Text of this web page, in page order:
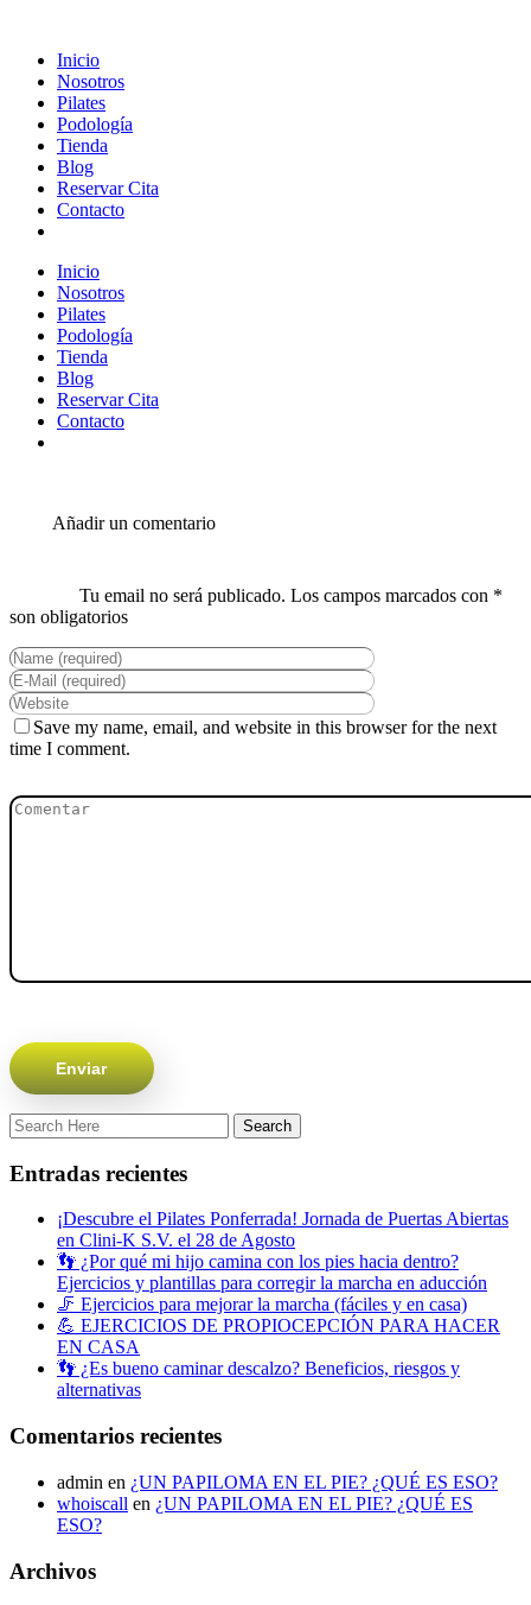
Inicio
Nosotros
Pilates
Podología
Tienda
Blog
Reservar Cita
Contacto
Inicio
Nosotros
Pilates
Podología
Tienda
Blog
Reservar Cita
Contacto
Save my name, email, and website in this browser for the next
time I comment.
Entradas recientes
¡Descubre el Pilates Ponferrada! Jornada de Puertas Abiertas
en Clini-K S.V. el 28 de Agosto
👣 ¿Por qué mi hijo camina con los pies hacia dentro?
Ejercicios y plantillas para corregir la marcha en aducción
🦵 Ejercicios para mejorar la marcha (fáciles y en casa)
💪 EJERCICIOS DE PROPIOCEPCIÓN PARA HACER
EN CASA
👣 ¿Es bueno caminar descalzo? Beneficios, riesgos y
alternativas
Comentarios recientes
admin en ¿UN PAPILOMA EN EL PIE? ¿QUÉ ES ESO?
whoiscall en ¿UN PAPILOMA EN EL PIE? ¿QUÉ ES
ESO?
Archivos